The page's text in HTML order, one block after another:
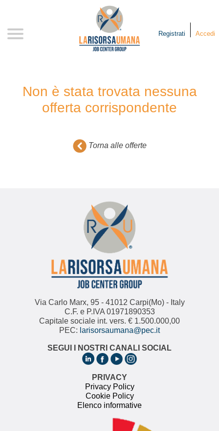
Registrati Accedi
Non è stata trovata nessuna
offerta corrispondente
Torna alle offerte
Via Carlo Marx, 95 - 41012 Carpi(Mo) - Italy
C.F. e P.IVA 01971890353
Capitale sociale int. vers. € 1.500.000,00
PEC: larisorsaumana@pec.it
SEGUI I NOSTRI CANALI SOCIAL
PRIVACY
Privacy Policy
Cookie Policy
Elenco informative